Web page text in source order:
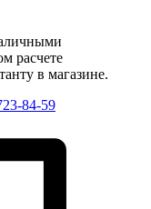
расчете
в магазине.
84-59